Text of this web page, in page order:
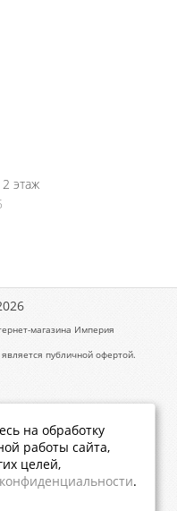
этаж
магазина Империя
публичной офертой.
на обработку
работы сайта,
целей,
.